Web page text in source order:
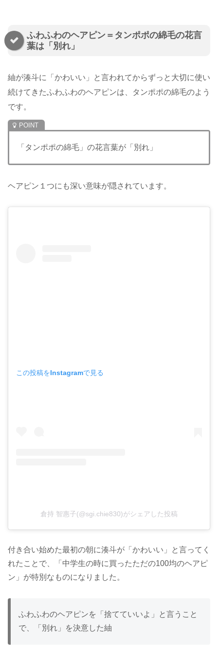
ふわふわのヘアピン＝タンポポの綿毛の花言
葉は「別れ」
紬が湊斗に「かわいい」と言われてからずっと大切に使い
続けてきたふわふわのヘアピンは、タンポポの綿毛のよう
です。
「タンポポの綿毛」の花言葉が「別れ」
ヘアピン１つにも深い意味が隠されています。
この投稿をInstagramで見る
倉持 智惠子(@sgi.chie830)がシェアした投稿
付き合い始めた最初の朝に湊斗が「かわいい」と言ってく
れたことで、「中学生の時に買ったただの100均のヘアピ
ン」が特別なものになりました。
ふわふわのヘアピンを「捨てていいよ」と言うこと
で、「別れ」を決意した紬